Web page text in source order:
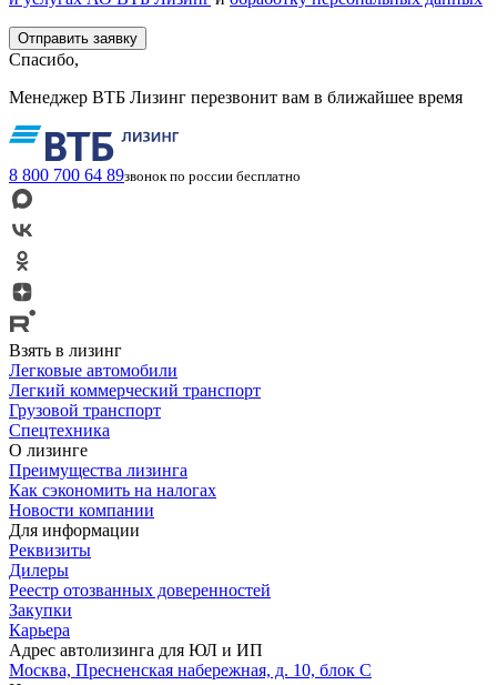
Спасибо,
Менеджер ВТБ Лизинг перезвонит вам в ближайшее время
8 800 700 64 89звонок по россии бесплатно
Взять в лизинг
Легковые автомобили
Легкий коммерческий транспорт
Грузовой транспорт
Спецтехника
О лизинге
Преимущества лизинга
Как сэкономить на налогах
Новости компании
Для информации
Реквизиты
Дилеры
Реестр отозванных доверенностей
Закупки
Карьера
Адрес автолизинга для ЮЛ и ИП
Москва, Пресненская набережная, д. 10, блок С